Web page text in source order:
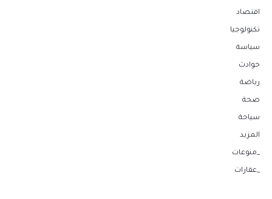
اقتصاد
تكنولوجيا
سياسة
حوادث
رياضة
صحة
سياحة
المزيد
_منوعات
_عقارات